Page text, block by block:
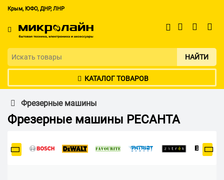
Крым, ЮФО, ДНР, ЛНР
НАЙТИ
КАТАЛОГ ТОВАРОВ
Фрезерные машины
Фрезерные машины РЕСАНТА